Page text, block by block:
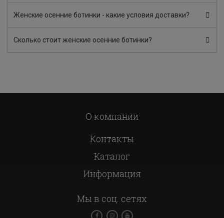
Женские осенние ботинки - какие условия доставки?
Сколько стоит женские осенние ботинки?
О компании
Контакты
Каталог
Информация
Мы в соц. сетях